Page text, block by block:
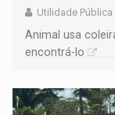
Utilidade Pública
Animal usa
encontrá-lo